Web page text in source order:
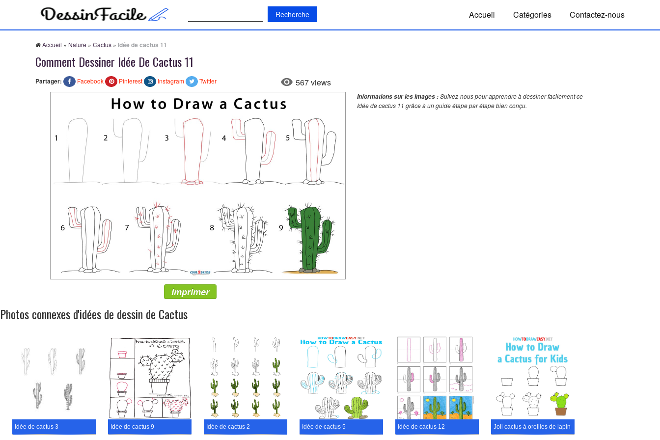
Accueil Catégories Contactez-nous
Accueil » Nature » Cactus » Idée de cactus 11
Comment Dessiner Idée De Cactus 11
Partager: Facebook Pinterest Instagram Twitter 567 views
Informations sur les images :Suivez-nous pour apprendre à dessiner facilement ce
Idée de cactus 11 grâce à un guide étape par étape bien conçu.
Imprimer
Photos connexes d'idées de dessin de Cactus
Idée de cactus 3 Idée de cactus 9 Idée de cactus 2 Idée de cactus 5 Idée de cactus 12 Joli cactus à oreilles de lapin